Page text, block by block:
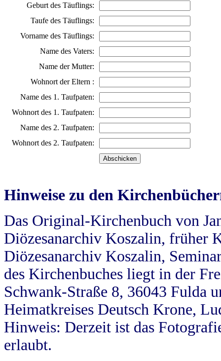
Geburt des Täuflings:
Taufe des Täuflings:
Vorname des Täuflings:
Name des Vaters:
Name der Mutter:
Wohnort der Eltern :
Name des 1. Taufpaten:
Wohnort des 1. Taufpaten:
Name des 2. Taufpaten:
Wohnort des 2. Taufpaten:
Hinweise zu den
Das Original-Kirchenbuch von
Diözesanarchiv Koszalin, früher
Diözesanarchiv Koszalin,
des Kirchenbuches liegt in der
Schwank-Straße 8, 36043 Fulda
Heimatkreises Deutsch Krone,
Hinweis: Derzeit ist das
erlaubt.